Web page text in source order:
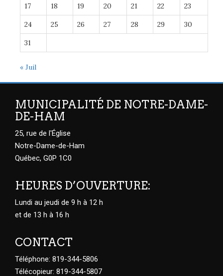
17 18 19 20 21 22 23
24 25 26 27 28 29 30
31
« Juil
MUNICIPALITÉ DE NOTRE-DAME-
DE-HAM
25, rue de l'Église
Notre-Dame-de-Ham
Québec, G0P 1C0
HEURES D’OUVERTURE:
Lundi au jeudi de 9 h à 12 h
et de 13 h à 16 h
CONTACT
Téléphone: 819-344-5806
Télécopieur: 819-344-5807